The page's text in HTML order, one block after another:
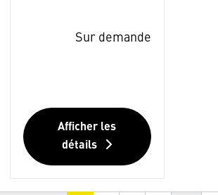
Sur demande
Afficher les
détails